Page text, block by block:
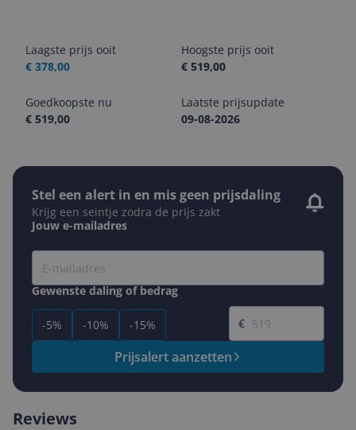
Laagste prijs ooit
€ 378,00
Hoogste prijs ooit
€ 519,00
Goedkoopste nu
€ 519,00
Laatste prijsupdate
09-08-2026
Stel een alert in en mis geen prijsdaling
Krijg een seintje zodra de prijs zakt
Jouw e-mailadres
Gewenste daling of bedrag
-5% -10% -15%
Gewenste prijs
€
Prijsalert aanzetten
Reviews